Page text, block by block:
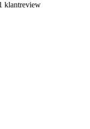
klantreview